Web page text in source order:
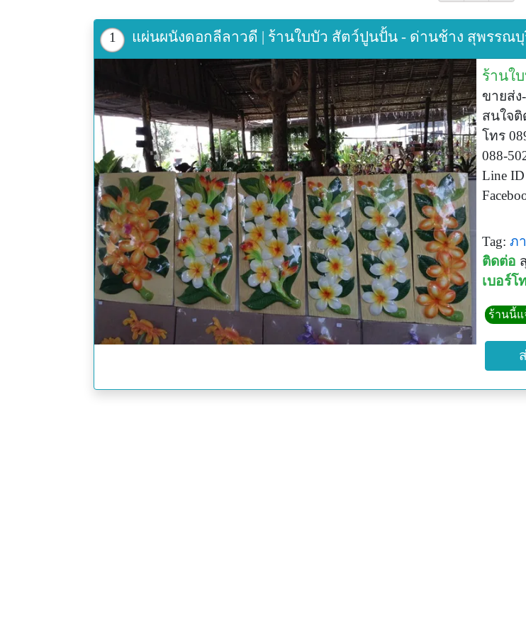
1 แผ่นผนังดอกลีลาวดี | ร้านใบบัว สัตว์ปูนปั้น - ด่านช้าง สุพรรณ
ร้านใ
ขายส่ง
สนใจติ
โทร
088-
Line
Tag: ภ
ติดต่อ
เบอร์โ
ร้านนี้แ